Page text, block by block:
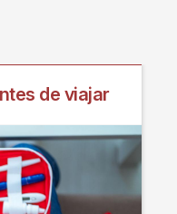
de viajar